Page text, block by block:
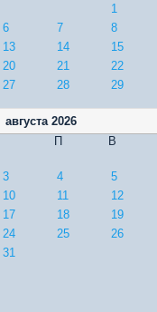
1
6
7 8
13
14 15
20
21 22
27
28 29
августа 2026
П
В
3
4 5
10
11 12
17
18 19
24
25 26
31